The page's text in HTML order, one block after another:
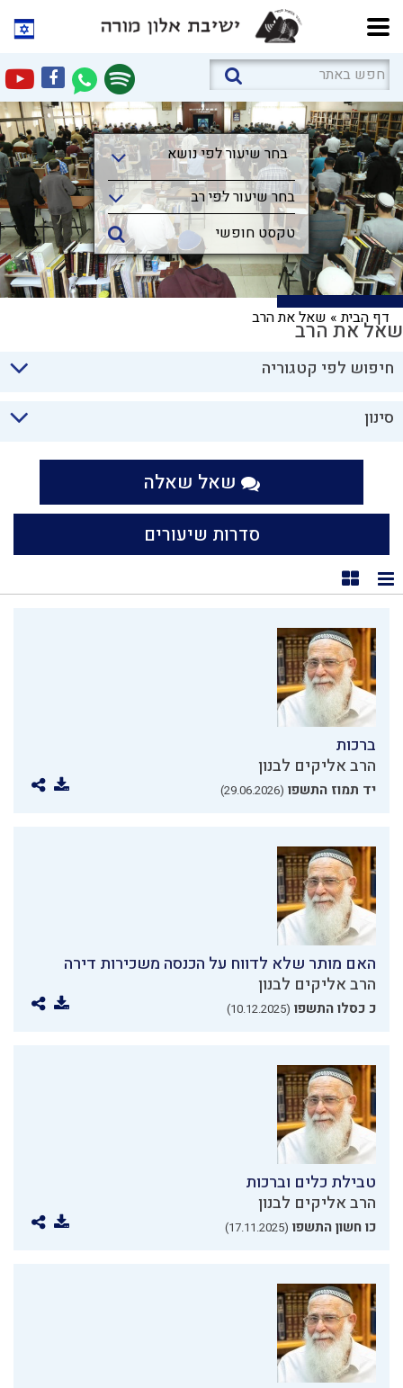
בחר שיעור לפי נושא
בחר שיעור לפי נושא
בחר שיעור לפי רב
דף הבית» שאל את הרבשאל את הרב
חיפוש לפי קטגוריה
סינון
שאל שאלה
סדרות שיעורים
תצוגת רשימה
תצוגת קוביות
ברכות
הרב אליקים לבנון
יד תמוז התשפו (29.06.2026)
האם מותר שלא לדווח על הכנסה משכירות דירה
הרב אליקים לבנון
כ כסלו התשפו (10.12.2025)
טבילת כלים וברכות
הרב אליקים לבנון
כו חשון התשפו (17.11.2025)